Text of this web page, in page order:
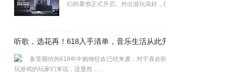
们的暑假正式开启。外出游玩虽好，但在…...
听歌，选花再！618入手清单，音乐生活从此升级
备受期待的618年中购物狂欢已经来袭，对于喜欢听音乐、
玩游戏的玩家们来说，这显然…...